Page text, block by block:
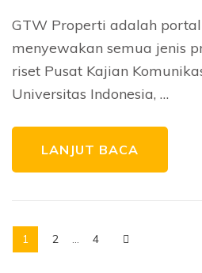
GTW Properti adalah
menyewakan semua jenis
riset Pusat Kajian
Universitas Indonesia, …
LANJUT BACA
1 2 … 4